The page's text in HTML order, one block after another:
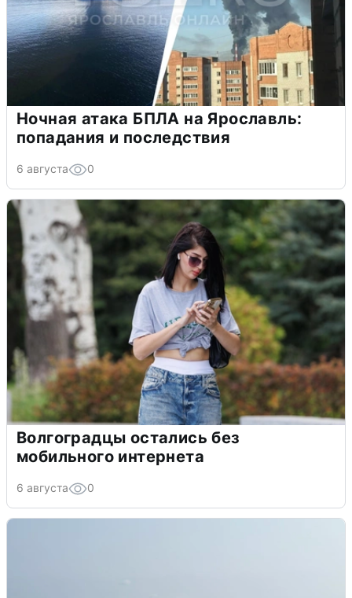
Ночная атака БПЛА на Ярославль:
попадания и последствия
6 августа 0
Волгоградцы остались без
мобильного интернета
6 августа 0